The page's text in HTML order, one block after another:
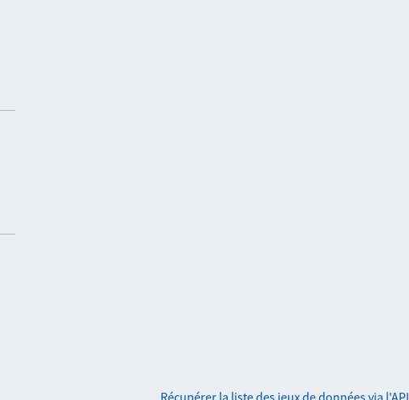
Récupérer la liste des jeux de données via l'API